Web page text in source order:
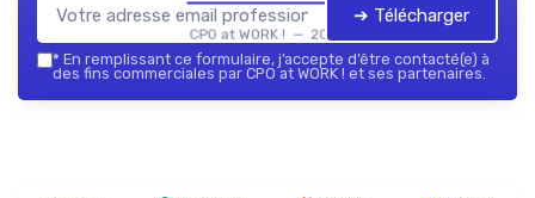
CPO at WORK ! — 2026
➔ Télécharger
* En remplissant ce formulaire, j’accepte d’être contacté(e) à
des fins commerciales par CPO at WORK ! et ses partenaires.